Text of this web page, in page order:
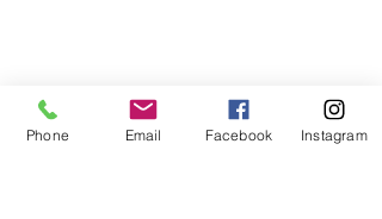
Phone Email Facebook Instagram